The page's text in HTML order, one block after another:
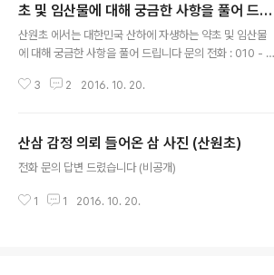
초 및 임산물에 대해 궁금한 사항을 풀어 드립
니다
산원초 에서는 대한민국 산하에 자생하는 약초 및 임산물
에 대해 궁금한 사항을 풀어 드립니다 문의 전화 : 010 - 7
3 2 2016. 10. 20.
산삼 감정 의뢰 들어온 삼 사진 (산원초)
전화 문의 답변 드렸습니다 (비공개)
1 1 2016. 10. 20.